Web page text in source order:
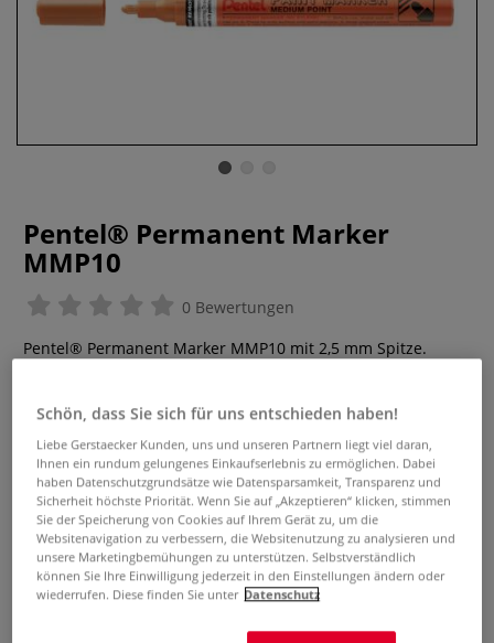
Pentel® Permanent Marker
MMP10
0 Bewertungen
Pentel® Permanent Marker MMP10 mit 2,5 mm Spitze.
2,97 €
inklusive 20% bzw. 10% MwSt,
ggf. zuzüglichVersandkosten
Produkt bestellen
Das könnte Sie auch interessieren
Schön, dass Sie sich für uns entschieden haben!
Liebe Gerstaecker Kunden, uns und unseren Partnern liegt viel daran,
Ihnen ein rundum gelungenes Einkaufserlebnis zu ermöglichen. Dabei
haben Datenschutzgrundsätze wie Datensparsamkeit, Transparenz und
Sicherheit höchste Priorität. Wenn Sie auf „Akzeptieren“ klicken, stimmen
Sie der Speicherung von Cookies auf Ihrem Gerät zu, um die
Websitenavigation zu verbessern, die Websitenutzung zu analysieren und
unsere Marketingbemühungen zu unterstützen. Selbstverständlich
können Sie Ihre Einwilligung jederzeit in den Einstellungen ändern oder
wiederrufen. Diese finden Sie unter Datenschutz